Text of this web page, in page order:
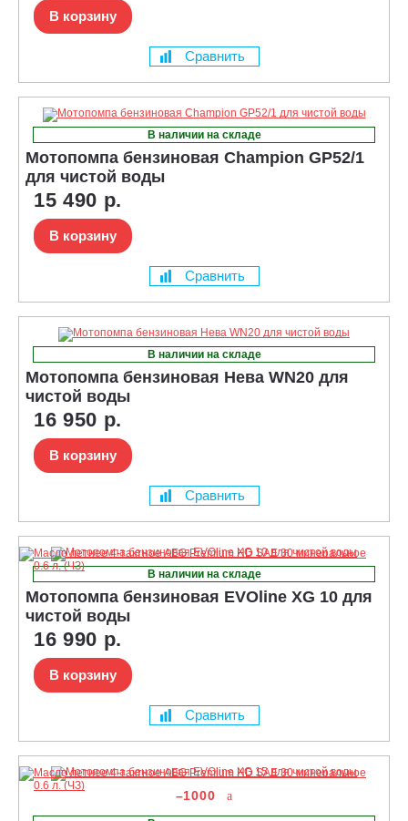
В корзину
Сравнить
В наличии на складе
Мотопомпа бензиновая Champion GP52/1
для чистой воды
15 490 р.
В корзину
Сравнить
В наличии на складе
Мотопомпа бензиновая Нева WN20 для
чистой воды
16 950 р.
В корзину
Сравнить
В наличии на складе
Мотопомпа бензиновая EVOline XG 10 для
чистой воды
16 990 р.
В корзину
Сравнить
–1000